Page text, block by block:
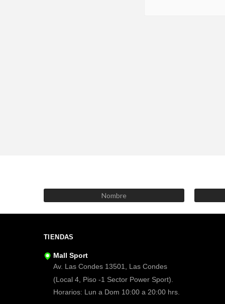
TIENDAS
Mall Sport
Av. Las Condes 13501, Las Condes
(Local 4, Piso -1 Sector Power Sport).
Horarios: Lun a Dom 10:00 a 20:00 hrs.